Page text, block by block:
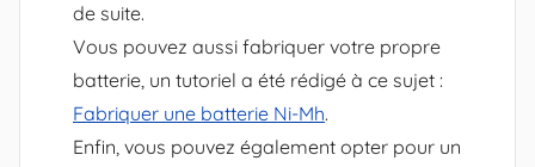
de suite.
Vous pouvez aussi fabriquer votre propre
batterie, un tutoriel a été rédigé à ce sujet :
Fabriquer une batterie Ni-Mh.
Enfin, vous pouvez également opter pour un